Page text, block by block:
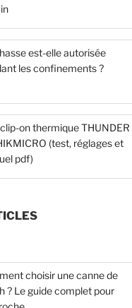
est-elle autorisée
les confinements ?
on thermique THUNDER
(test, réglages et
pdf)
choisir une canne de
? Le guide complet pour